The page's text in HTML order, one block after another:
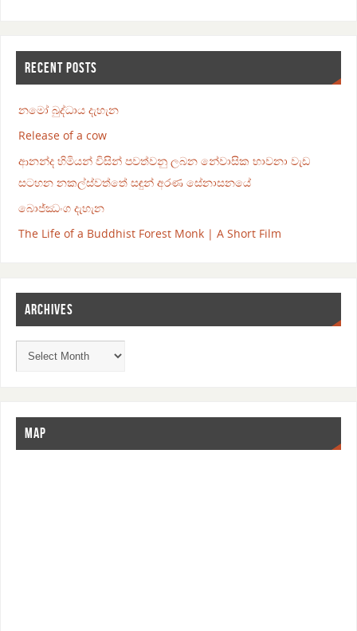
RECENT POSTS
නමෝ බුද්ධාය දැහැන
Release of a cow
ආනන්ද හිමියන් විසින් පවත්වනු ලබන නේවාසික භාවනා වැඩ
සටහන නකල්ස්වත්තේ සඳුන් අරණ සේනාසනයේ
බොජ්ඣංග දැහැන
The Life of a Buddhist Forest Monk | A Short Film
ARCHIVES
MAP